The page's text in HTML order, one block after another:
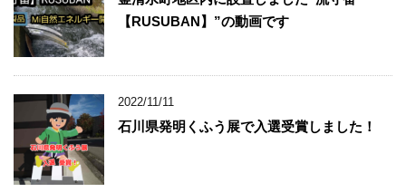
【RUSUBAN】”の動画です
2022/11/11
石川県発明くふう展で入選受賞しました！